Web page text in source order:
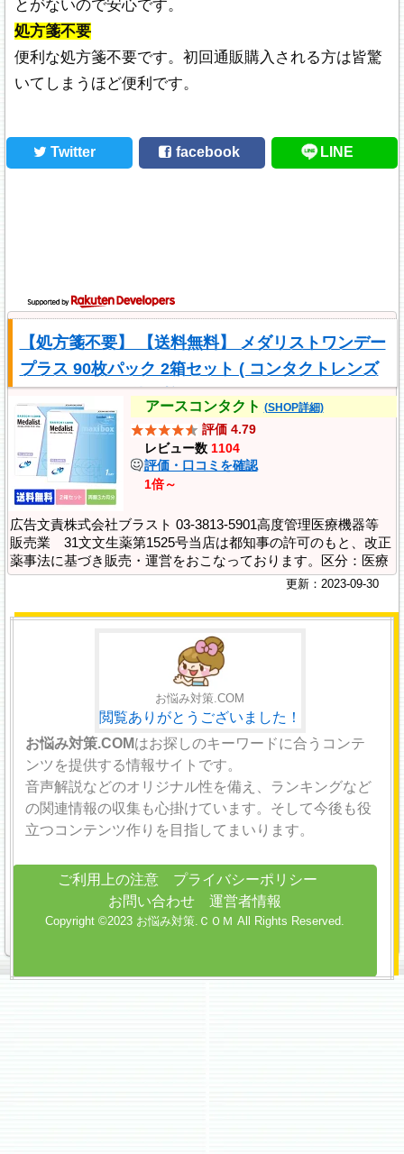
とがないので安心です。
処方箋不要
便利な処方箋不要です。初回通販購入される方は皆驚
いてしまうほど便利です。
Twitter facebook LINE
【処方箋不要】 【送料無料】 メダリストワンデー
プラス 90枚パック 2箱セット ( コンタクトレンズ
コンタクト 1日使い捨て ワンデー 1..
アースコンタクト (SHOP詳細)
評価 4.79
レビュー数1104
評価・口コミを確認
1倍～
広告文責株式会社ブラスト 03-3813-5901高度管理医療機器等
販売業 31文文生薬第1525号当店は都知事の許可のもと、改正
薬事法に基づき販売・運営をおこなっております。区分：医療
機器 海外製（アメリカ合衆国等）輸入販売元：ボシュロムジャ
更新：2023-09-30
お悩み対策.COM
閲覧ありがとうございました！
お悩み対策.COMはお探しのキーワードに合うコンテ
ンツを提供する情報サイトです。
音声解説などのオリジナル性を備え、ランキングなど
の関連情報の収集も心掛けています。そして今後も役
立つコンテンツ作りを目指してまいります。
ご利用上の注意
プライバシーポリシー
お問い合わせ
運営者情報
Copyright ©2023 お悩み対策.ＣＯＭ All Rights Reserved.